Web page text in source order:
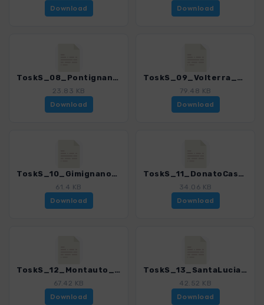
Download
Download
ToskS_08_Pontignano_4169_7.gpx
23.83 KB
Download
ToskS_09_Volterra_4169_7.gpx
79.48 KB
Download
ToskS_10_Gimignano_4169_7.gpx
61.4 KB
Download
ToskS_11_DonatoCastelvecchio_4169_7.gpx
34.06 KB
Download
ToskS_12_Montauto_4169_7.gpx
67.42 KB
Download
ToskS_13_SantaLucia_4169_7.gpx
42.52 KB
Download